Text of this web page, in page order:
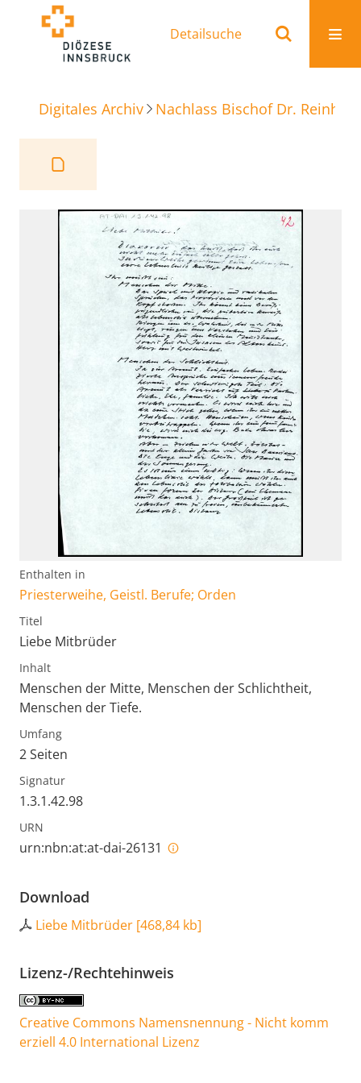
Detailsuche
Digitales Archiv Nachlass Bischof Dr.
Enthalten in
Priesterweihe, Geistl. Berufe; Orden
Titel
Liebe Mitbrüder
Inhalt
Menschen der Mitte, Menschen der Schlichtheit,
Menschen der Tiefe.
Umfang
2 Seiten
Signatur
1.3.1.42.98
URN
urn:nbn:at:at-dai-26131
Download
Liebe Mitbrüder [468,84 kb]
Lizenz-/Rechtehinweis
Creative Commons Namensnennung - Nicht komm
erziell 4.0 International Lizenz